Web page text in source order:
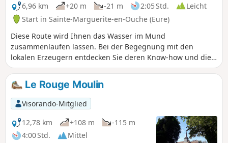
6,96 km
+20 m -21 m 2:05 Std.
Leicht
Start in Sainte-Marguerite-en-Ouche (Eure)
Diese Route wird Ihnen das Wasser im Mund
zusammenlaufen lassen. Bei der Begegnung mit den
lokalen Erzeugern entdecken Sie deren Know-how und die
Aromen der normannischen Region.
Le Rouge Moulin
Visorando-Mitglied
12,78 km
+108 m
-115 m
4:00 Std.
Mittel